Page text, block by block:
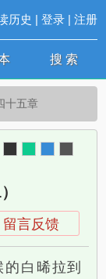
历史 | 登录| 注册
搜 索
十五章
留言反馈
白晞拉到